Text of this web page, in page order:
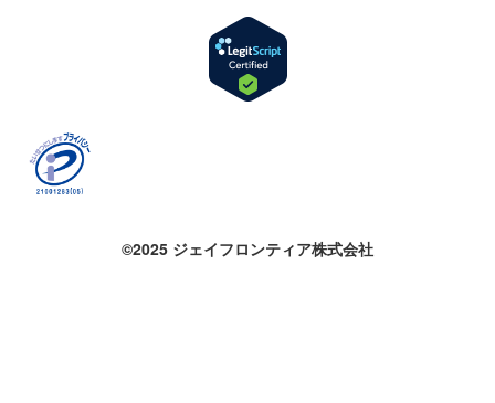
©2025 ジェイフロンティア株式会社